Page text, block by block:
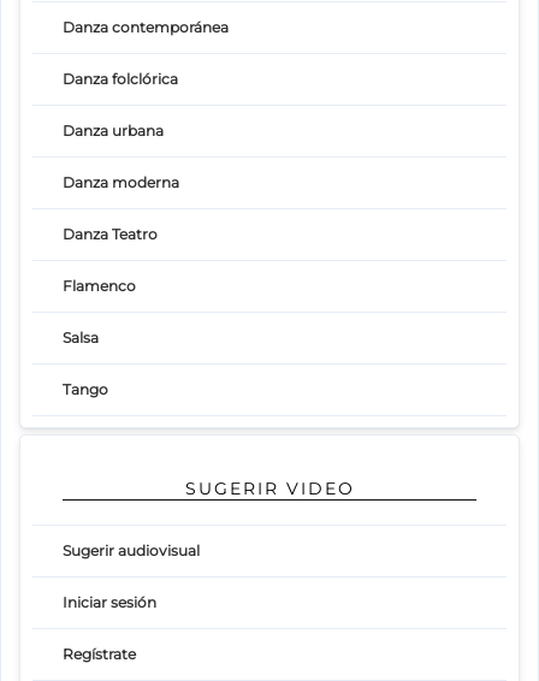
Danza contemporánea
Danza folclórica
Danza urbana
Danza moderna
Danza Teatro
Flamenco
Salsa
Tango
SUGERIR VIDEO
Sugerir audiovisual
Iniciar sesión
Regístrate